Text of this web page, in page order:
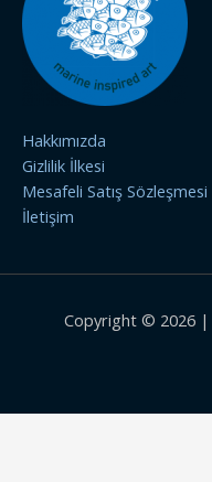
Hakkımızda
Gizlilik İlkesi
Mesafeli Satış Sözleşmesi
İletişim
Copyright © 2026 |